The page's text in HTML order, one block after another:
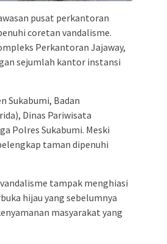
pusat perkantoran
coretan vandalisme.
Perkantoran Jajaway,
sejumlah kantor instansi
Sukabumi, Badan
Dinas Pariwisata
Polres Sukabumi. Meski
taman dipenuhi
tampak menghiasi
hijau yang sebelumnya
masyarakat yang